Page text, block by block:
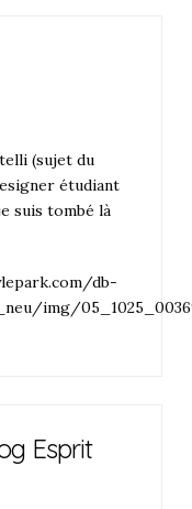
(sujet du
étudiant
suis tombé là
db-
img/
Esprit